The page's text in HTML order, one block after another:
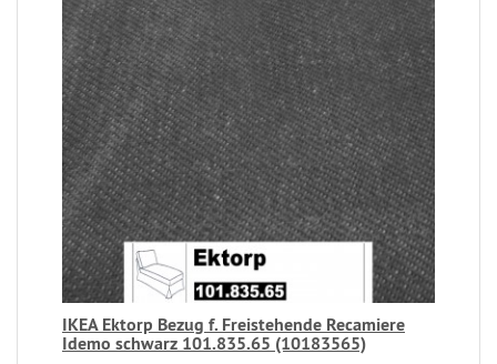
IKEA Ektorp Bezug f. Freistehende Recamiere
Idemo schwarz 101.835.65 (10183565)